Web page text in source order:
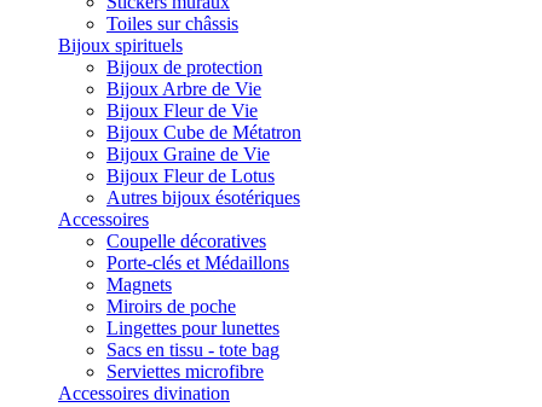
Toiles sur châssis
Bijoux spirituels
Bijoux de protection
Bijoux Arbre de Vie
Bijoux Fleur de Vie
Bijoux Cube de Métatron
Bijoux Graine de Vie
Bijoux Fleur de Lotus
Autres bijoux ésotériques
Accessoires
Coupelle décoratives
Porte-clés et Médaillons
Magnets
Miroirs de poche
Lingettes pour lunettes
Sacs en tissu - tote bag
Serviettes microfibre
Accessoires divination